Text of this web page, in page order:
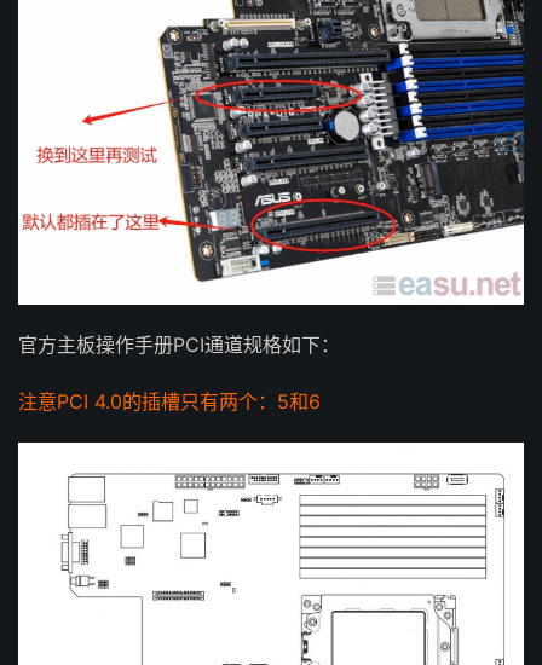
官方主板操作手册PCI通道规格如下：
注意PCI 4.0的插槽只有两个：5和6